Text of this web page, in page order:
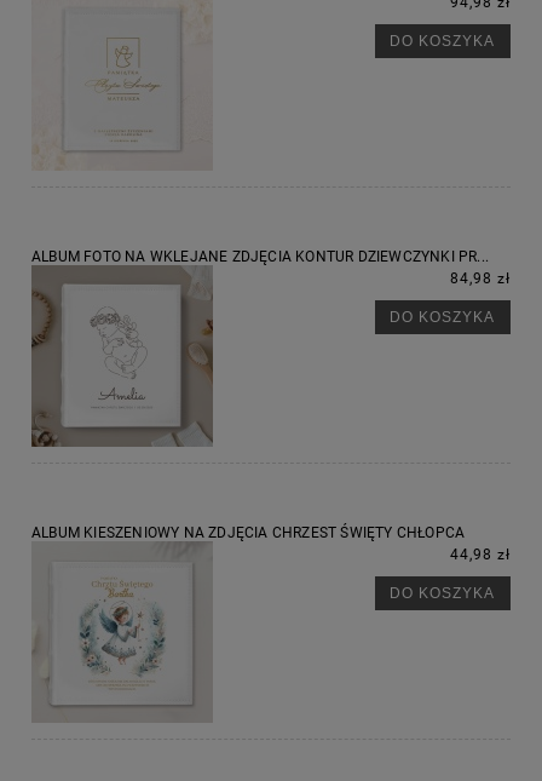
DO KOSZYKA
ALBUM FOTO NA WKLEJANE ZDJĘCIA KONTUR DZIEWCZYNKI PR...
84,98 zł
DO KOSZYKA
ALBUM KIESZENIOWY NA ZDJĘCIA CHRZEST ŚWIĘTY CHŁOPCA
44,98 zł
DO KOSZYKA